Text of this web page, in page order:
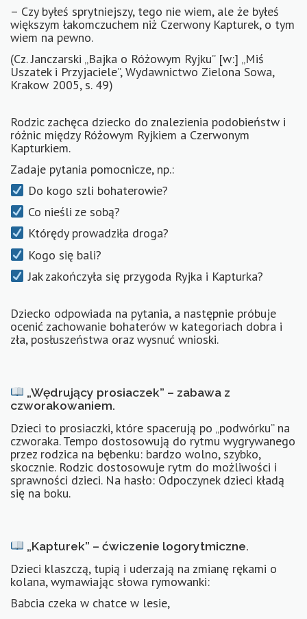
– Czy byłeś sprytniejszy, tego nie wiem, ale że byłeś
większym łakomczuchem niż Czerwony Kapturek, o tym
wiem na pewno.
(Cz. Janczarski „Bajka o Różowym Ryjku” [w:] „Miś
Uszatek i Przyjaciele”, Wydawnictwo Zielona Sowa,
Krakow 2005, s. 49)
Rodzic zachęca dziecko do znalezienia podobieństw i
różnic między Różowym Ryjkiem a Czerwonym
Kapturkiem.
Zadaje pytania pomocnicze, np.:
Do kogo szli bohaterowie?
Co nieśli ze sobą?
Którędy prowadziła droga?
Kogo się bali?
Jak zakończyła się przygoda Ryjka i Kapturka?
Dziecko odpowiada na pytania, a następnie próbuje
ocenić zachowanie bohaterów w kategoriach dobra i
zła, posłuszeństwa oraz wysnuć wnioski.
„Wędrujący prosiaczek” – zabawa z
czworakowaniem.
Dzieci to prosiaczki, które spacerują po „podwórku” na
czworaka. Tempo dostosowują do rytmu wygrywanego
przez rodzica na bębenku: bardzo wolno, szybko,
skocznie. Rodzic dostosowuje rytm do możliwości i
sprawności dzieci. Na hasło: Odpoczynek dzieci kładą
się na boku.
„Kapturek” – ćwiczenie logorytmiczne.
Dzieci klaszczą, tupią i uderzają na zmianę rękami o
kolana, wymawiając słowa rymowanki:
Babcia czeka w chatce w lesie,